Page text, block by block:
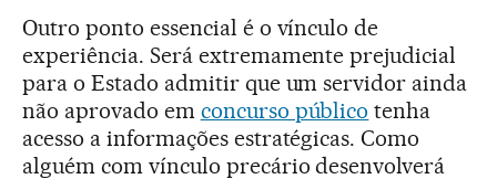
Outro ponto essencial é o vínculo de
experiência. Será extremamente prejudicial
para o Estado admitir que um servidor ainda
não aprovado em concurso público tenha
acesso a informações estratégicas. Como
alguém com vínculo precário desenvolverá